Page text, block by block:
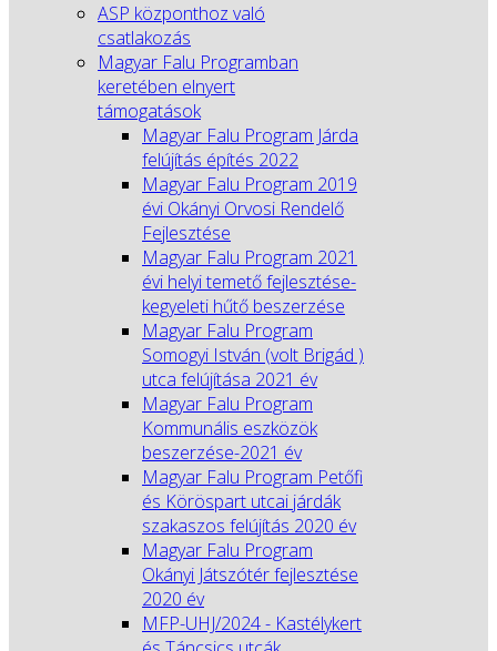
ASP központhoz való
csatlakozás
Magyar Falu Programban
keretében elnyert
támogatások
Magyar Falu Program Járda
felújítás építés 2022
Magyar Falu Program 2019
évi Okányi Orvosi Rendelő
Fejlesztése
Magyar Falu Program 2021
évi helyi temető fejlesztése-
kegyeleti hűtő beszerzése
Magyar Falu Program
Somogyi István (volt Brigád )
utca felújítása 2021 év
Magyar Falu Program
Kommunális eszközök
beszerzése-2021 év
Magyar Falu Program Petőfi
és Köröspart utcai járdák
szakaszos felújítás 2020 év
Magyar Falu Program
Okányi Játszótér fejlesztése
2020 év
MFP-UHJ/2024 - Kastélykert